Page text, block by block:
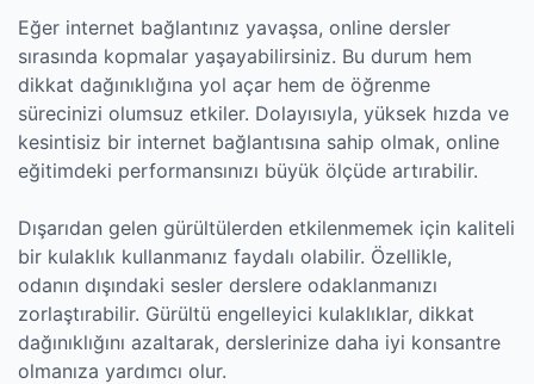
Eğer internet bağlantınız yavaşsa, online dersler
sırasında kopmalar yaşayabilirsiniz. Bu durum hem
dikkat dağınıklığına yol açar hem de öğrenme
sürecinizi olumsuz etkiler. Dolayısıyla, yüksek hızda ve
kesintisiz bir internet bağlantısına sahip olmak, online
eğitimdeki performansınızı büyük ölçüde artırabilir.
Dışarıdan gelen gürültülerden etkilenmemek için kaliteli
bir kulaklık kullanmanız faydalı olabilir. Özellikle,
odanın dışındaki sesler derslere odaklanmanızı
zorlaştırabilir. Gürültü engelleyici kulaklıklar, dikkat
dağınıklığını azaltarak, derslerinize daha iyi konsantre
olmanıza yardımcı olur.